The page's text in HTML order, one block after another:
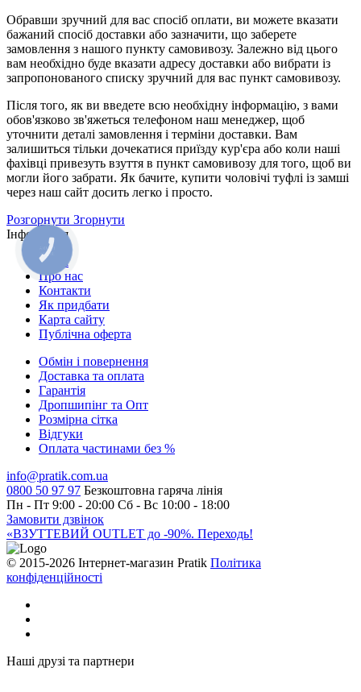
Обравши зручний для вас спосіб оплати, ви можете вказати
бажаний спосіб доставки або зазначити, що заберете
замовлення з нашого пункту самовивозу. Залежно від цього
вам необхідно буде вказати адресу доставки або вибрати із
запропонованого списку зручний для вас пункт самовивозу.
Після того, як ви введете всю необхідну інформацію, з вами
обов'язково зв'яжеться телефоном наш менеджер, щоб
уточнити деталі замовлення і терміни доставки. Вам
залишиться тільки дочекатися приїзду кур'єра або коли наші
фахівці привезуть взуття в пункт самовивозу для того, щоб ви
могли його забрати. Як бачите, купити чоловічі туфлі із замші
через наш сайт досить легко і просто.
Розгорнути Згорнути
Інформація
Акції
Про нас
Контакти
Як придбати
Карта сайту
Публiчна оферта
Обмін і повернення
Доставка та оплата
Гарантiя
Дропшипінг та Опт
Розмірна сітка
Відгуки
Оплата частинами без %
info@pratik.com.ua
0800 50 97 97 Безкоштовна гаряча лінія
Пн - Пт 9:00 - 20:00 Сб - Вс 10:00 - 18:00
Замовити дзвінок
«ВЗУТТЕВИЙ OUTLET до -90%. Переходь!
© 2015-2026 Інтернет-магазин Pratik Політика
конфіденційності
Наші друзі та партнери